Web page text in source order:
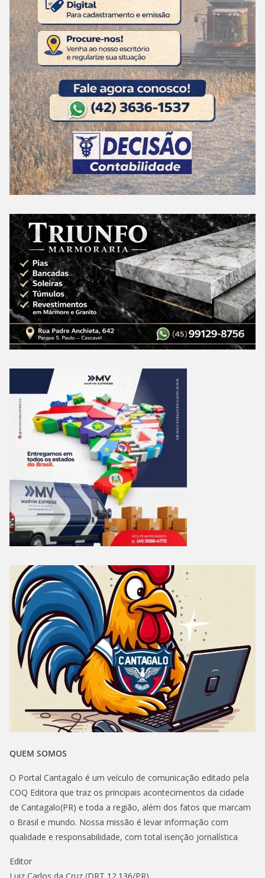
QUEM SOMOS
O Portal Cantagalo é um veículo de comunicação editado pela
COQ Editora que traz os principais acontecimentos da cidade
de Cantagalo(PR) e toda a região, além dos fatos que marcam
o Brasil e mundo. Nossa missão é levar informação com
qualidade e responsabilidade, com total isenção jornalística
Editor